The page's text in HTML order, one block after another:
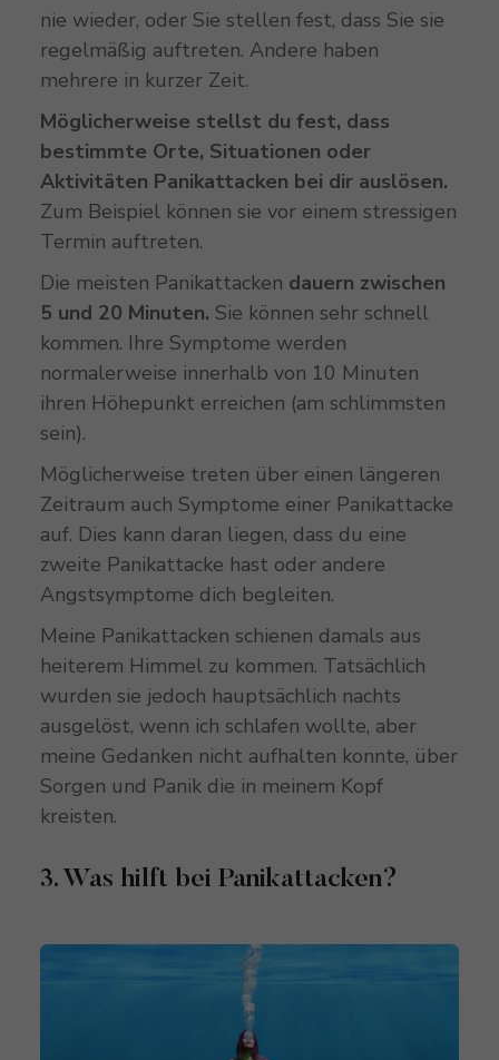
nie wieder, oder Sie stellen fest, dass Sie sie
regelmäßig auftreten. Andere haben
mehrere in kurzer Zeit.
Möglicherweise stellst du fest, dass
bestimmte Orte, Situationen oder
Aktivitäten Panikattacken bei dir auslösen.
Zum Beispiel können sie vor einem stressigen
Termin auftreten.
Die meisten Panikattacken dauern zwischen
5 und 20 Minuten. Sie können sehr schnell
kommen. Ihre Symptome werden
normalerweise innerhalb von 10 Minuten
ihren Höhepunkt erreichen (am schlimmsten
sein).
Möglicherweise treten über einen längeren
Zeitraum auch Symptome einer Panikattacke
auf. Dies kann daran liegen, dass du eine
zweite Panikattacke hast oder andere
Angstsymptome dich begleiten.
Meine Panikattacken schienen damals aus
heiterem Himmel zu kommen. Tatsächlich
wurden sie jedoch hauptsächlich nachts
ausgelöst, wenn ich schlafen wollte, aber
meine Gedanken nicht aufhalten konnte, über
Sorgen und Panik die in meinem Kopf
kreisten.
3. Was hilft bei Panikattacken?